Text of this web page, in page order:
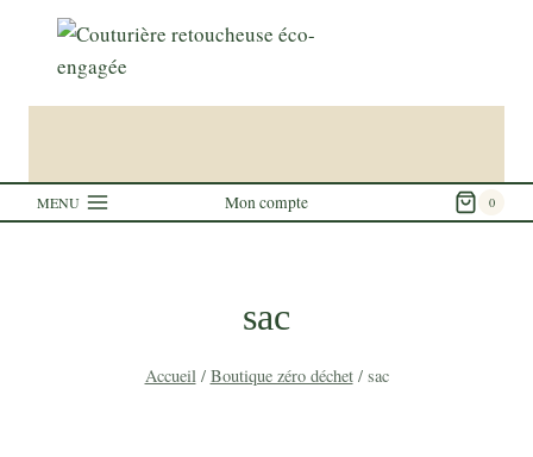
contenu
MENU Mon compte 0
sac
Accueil / Boutique zéro déchet / sac